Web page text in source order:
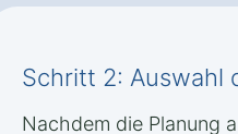
Schritt 2: Auswahl
Nachdem die Planung